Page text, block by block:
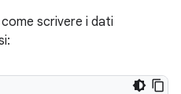
scrivere i dati